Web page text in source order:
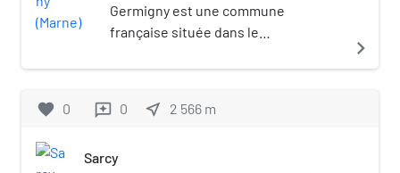
Germigny est une commune
française située dans le
Grand Est.
navigate_next
favorite 0 reviews 0 near_me 2 566 m
Sarcy